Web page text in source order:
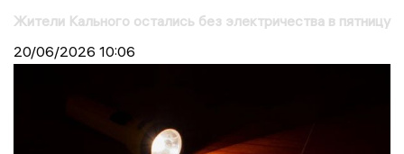
Жители Кального остались без электричества в пятницу
20/06/2026 10:06